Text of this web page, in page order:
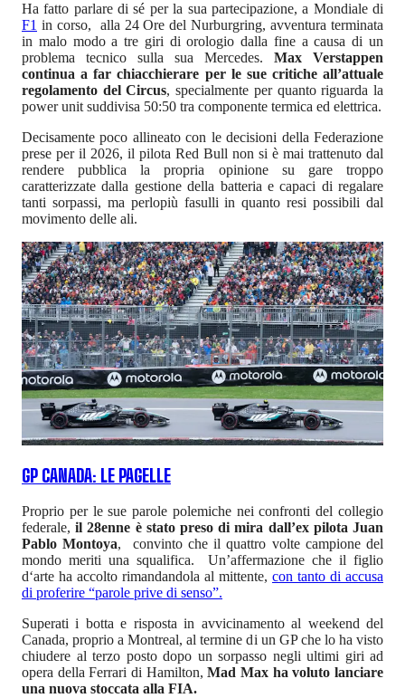
Ha fatto parlare di sé per la sua partecipazione, a Mondiale di
F1 in corso, alla 24 Ore del Nurburgring, avventura terminata
in malo modo a tre giri di orologio dalla fine a causa di un
problema tecnico sulla sua Mercedes. Max Verstappen
continua a far chiacchierare per le sue critiche all’attuale
regolamento del Circus, specialmente per quanto riguarda la
power unit suddivisa 50:50 tra componente termica ed elettrica.
Decisamente poco allineato con le decisioni della Federazione
prese per il 2026, il pilota Red Bull non si è mai trattenuto dal
rendere pubblica la propria opinione su gare troppo
caratterizzate dalla gestione della batteria e capaci di regalare
tanti sorpassi, ma perlopiù fasulli in quanto resi possibili dal
movimento delle ali.
GP CANADA: LE PAGELLE
Proprio per le sue parole polemiche nei confronti del collegio
federale, il 28enne è stato preso di mira dall’ex pilota Juan
Pablo Montoya, convinto che il quattro volte campione del
mondo meriti una squalifica. Un’affermazione che il figlio
d‘arte ha accolto rimandandola al mittente, con tanto di accusa
di proferire “parole prive di senso”.
Superati i botta e risposta in avvicinamento al weekend del
Canada, proprio a Montreal, al termine di un GP che lo ha visto
chiudere al terzo posto dopo un sorpasso negli ultimi giri ad
opera della Ferrari di Hamilton, Mad Max ha voluto lanciare
una nuova stoccata alla FIA.